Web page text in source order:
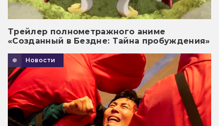
Трейлер полнометражного аниме
«Созданный в Бездне: Тайна пробуждения»
Новости